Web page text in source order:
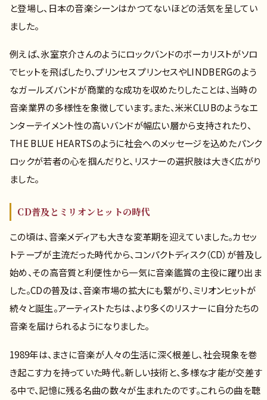
と登場し、日本の音楽シーンはかつてないほどの活気を呈してい
ました。
例えば、氷室京介さんのようにロックバンドのボーカリストがソロ
でヒットを飛ばしたり、プリンセス プリンセスやLINDBERGのよう
なガールズバンドが商業的な成功を収めたりしたことは、当時の
音楽業界の多様性を象徴しています。また、米米CLUBのようなエ
ンターテイメント性の高いバンドが幅広い層から支持されたり、
THE BLUE HEARTSのように社会へのメッセージを込めたパンク
ロックが若者の心を掴んだりと、リスナーの選択肢は大きく広がり
ました。
CD普及とミリオンヒットの時代
この頃は、音楽メディアも大きな変革期を迎えていました。カセッ
トテープが主流だった時代から、コンパクトディスク（CD）が普及し
始め、その高音質と利便性から一気に音楽鑑賞の主役に躍り出ま
した。CDの普及は、音楽市場の拡大にも繋がり、ミリオンヒットが
続々と誕生。アーティストたちは、より多くのリスナーに自分たちの
音楽を届けられるようになりました。
1989年は、まさに音楽が人々の生活に深く根差し、社会現象を巻
き起こす力を持っていた時代。新しい技術と、多様な才能が交差す
る中で、記憶に残る名曲の数々が生まれたのです。これらの曲を聴